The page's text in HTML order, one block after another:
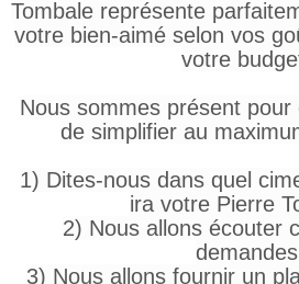
Tombale représente
votre bien-aimé selon vos
votre
Nous sommes présent
de simplifier au
1) Dites-nous dans quel
ira votre Pierre
2) Nous allons écouter
demandes
3) Nous allons fournir un